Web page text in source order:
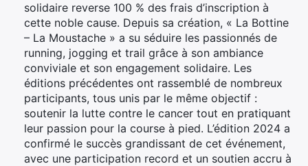
solidaire reverse 100 % des frais d’inscription à
cette noble cause. Depuis sa création, « La Bottine
– La Moustache » a su séduire les passionnés de
running, jogging et trail grâce à son ambiance
conviviale et son engagement solidaire. Les
éditions précédentes ont rassemblé de nombreux
participants, tous unis par le même objectif :
soutenir la lutte contre le cancer tout en pratiquant
leur passion pour la course à pied. L’édition 2024 a
confirmé le succès grandissant de cet événement,
avec une participation record et un soutien accru à